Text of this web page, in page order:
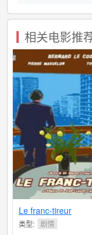
相关电影推
Le franc-tireur
类型: 剧情